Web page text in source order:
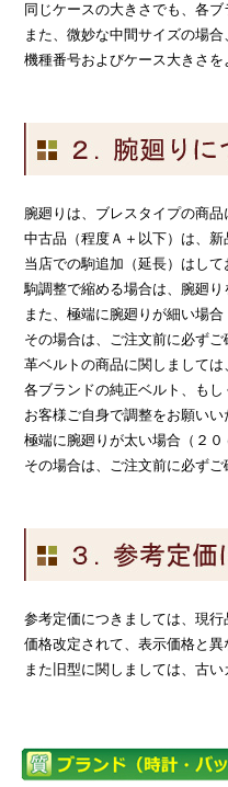
同じケースの大きさでも、各
また、微妙な中間サイズの場
機種番号およびケース大きさを
腕廻りは、ブレスタイプの商
中古品（程度Ａ＋以下）は、新
当店での駒追加（延長）はし
駒調整で縮める場合は、腕廻り
また、極端に腕廻りが細い場
その場合は、ご注文前に必ずご
革ベルトの商品に関しましては
各ブランドの純正ベルト、も
お客様ご自身で調整をお願いい
極端に腕廻りが太い場合（２
その場合は、ご注文前に必ずご
参考定価につきましては、現行
価格改定されて、表示価格と異
また旧型に関しましては、古